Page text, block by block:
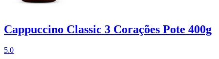
Cappuccino Classic 3 Corações Pote 400g
5.0